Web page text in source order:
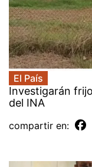
El País
Investigarán
del INA
compartir en: